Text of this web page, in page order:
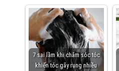
7 sai lầm khi chăm sóc tóc
khiến tóc gãy rụng nhiều